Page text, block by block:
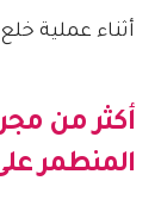
أثناء عملية
أكثر من
المنطمر